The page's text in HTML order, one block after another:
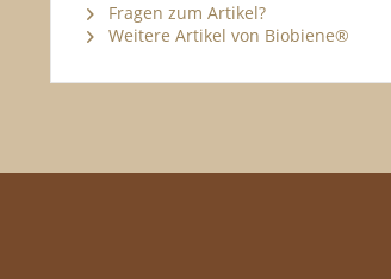
Fragen zum Artikel?
Weitere Artikel von Biobiene®